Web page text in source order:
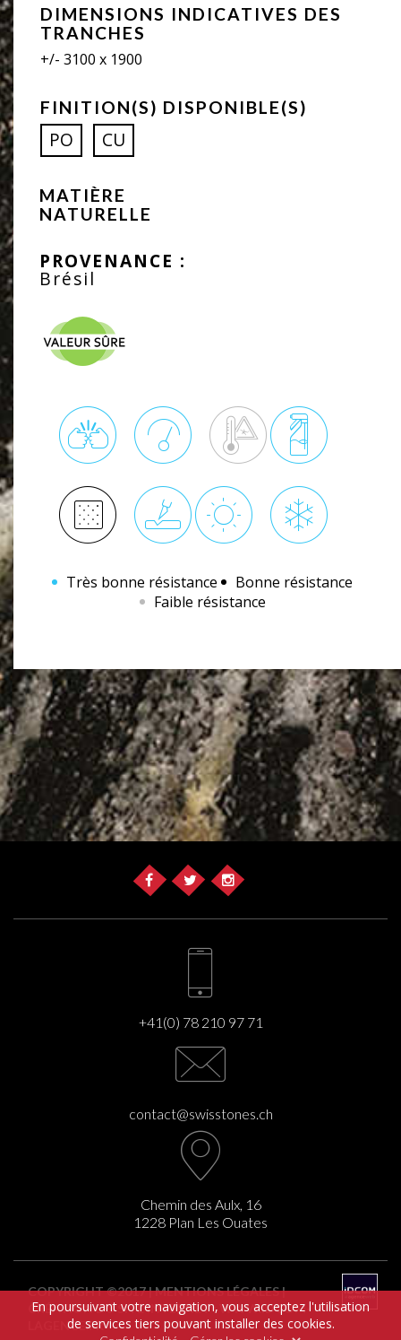
MATIÈRE
NATURELLE
PROVENANCE :
Brésil
DIMENSIONS INDICATIVES DES
TRANCHES
+/- 3100 x 1900
FINITION(S) DISPONIBLE(S)
PO CU
Très bonne résistance
Bonne résistance
Faible résistance
+41(0) 78 210 97 71
contact@swisstones.ch
Chemin des Aulx, 16
1228 Plan Les Ouates
COPYRIGHT ©2017 |MENTIONS LÉGALES|
CRÉATION DU SITE INTERNET : WWW.IDCOM-
LAGENCE.FR
En poursuivant votre navigation, vous acceptez l'utilisation
de services tiers pouvant installer des cookies.